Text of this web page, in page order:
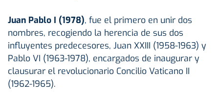
Juan Pablo I (1978), fue el primero en unir dos
nombres, recogiendo la herencia de sus dos
influyentes predecesores, Juan XXIII (1958-1963) y
Pablo VI (1963-1978), encargados de inaugurar y
clausurar el revolucionario Concilio Vaticano II
(1962-1965).